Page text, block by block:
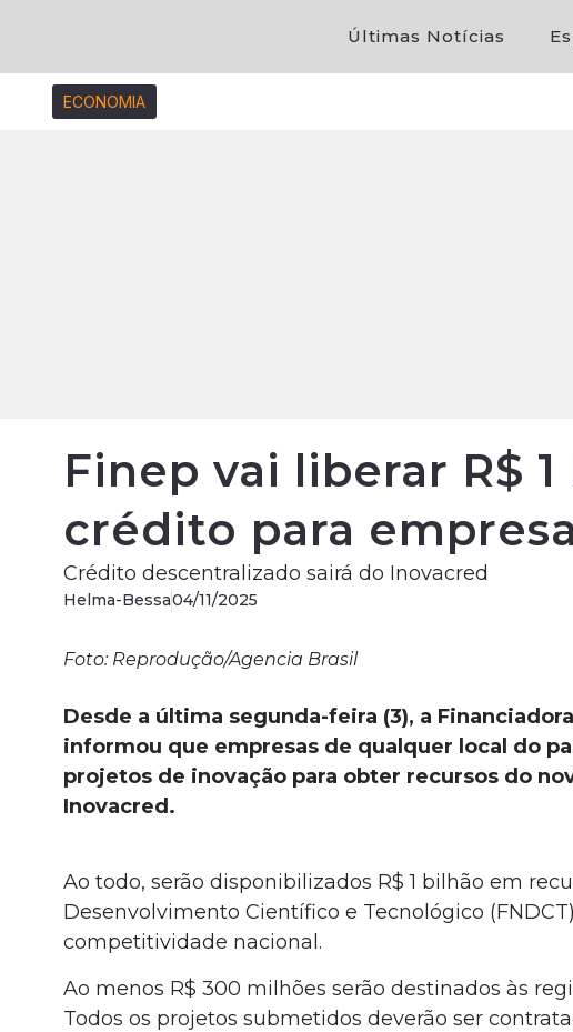
Últimas Notícias
ECONOMIA
Finep vai liberar R$
crédito para
Crédito descentralizado sairá do Inovacred
Helma-Bessa04/11/2025
Foto: Reprodução/Agencia Brasil
Desde a última segunda-feira (3), a
informou que empresas de qualquer local do
projetos de inovação para obter recursos do
Inovacred.
Ao todo, serão disponibilizados R$ 1 bilhão em
Desenvolvimento Científico e Tecnológico
competitividade nacional.
Ao menos R$ 300 milhões serão destinados às
Todos os projetos submetidos deverão ser